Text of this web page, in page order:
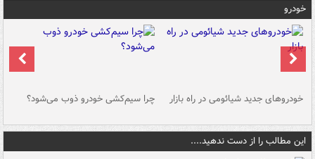
خودرو
خودروهای جدید شیائومی در راه بازار چرا سیم‌کشی خودرو ذوب می‌شود؟
این مطالب را از دست ندهید....